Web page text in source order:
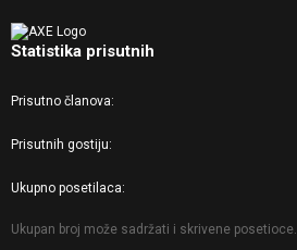
Statistika prisutnih
Prisutno članova
Prisutnih gostiju
Ukupno posetilaca
Ukupan broj može sadržati i skrivene posetioce.